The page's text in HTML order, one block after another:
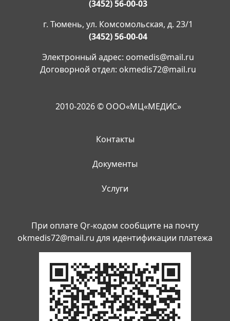
(3452) 56-00-03
г. Тюмень, ул. Комсомольская, д. 23/1
(3452) 56-00-04
Электронный адрес: oomedis@mail.ru
Договорной отдел: okmedis72@mail.ru
2010-2026 © ООО«МЦ«МЕДИС»
Контакты
Документы
Услуги
При оплате Qr-кодом сообщите на почту
okmedis72@mail.ru для идентификации платежа